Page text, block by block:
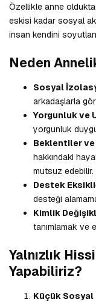
Özellikle anne
eskisi kadar sosyal
insan kendini
Neden
Sosyal
arkadaşlarla
Yorgunluk ve
yorgunluk
Beklentiler ve
hakkındaki
mutsuz edebilir.
Destek
desteği
Kimlik
tanımlamak ve
Yalnızlık
Yapabiliriz?
Küçük Sosyal